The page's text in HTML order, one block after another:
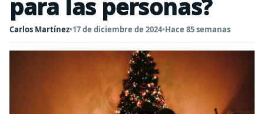
para las personas?
Carlos Martínez•17 de diciembre de 2024•Hace 85 semanas